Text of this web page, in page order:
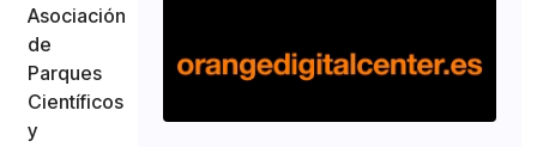
Asociación
de
Parques
Científicos
y